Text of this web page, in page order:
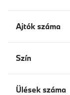
Ajtók száma
Szín
Ülések száma